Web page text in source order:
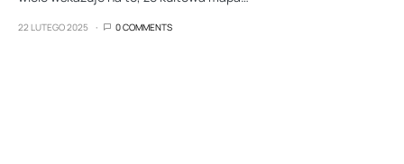
22 LUTEGO 2025 0 COMMENTS